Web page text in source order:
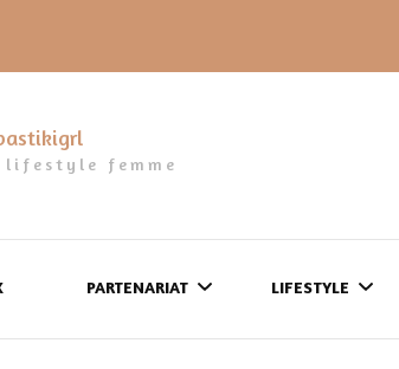
lifestyle femme
PARTENARIAT LIFESTYLE